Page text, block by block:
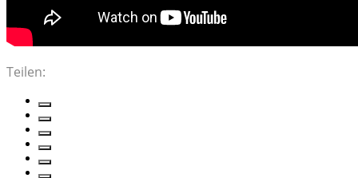
Teilen: